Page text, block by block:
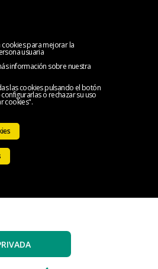
cookies para mejorar la
usuaria
información sobre nuestra
las cookies pulsando el botón
configurarlas o rechazar su uso
cookies".